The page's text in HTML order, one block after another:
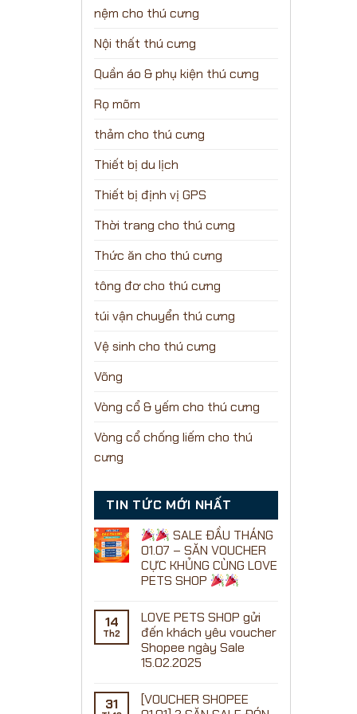
nệm cho thú cưng
Nội thất thú cưng
Quần áo & phụ kiện thú cưng
Rọ mõm
thảm cho thú cưng
Thiết bị du lịch
Thiết bị định vị GPS
Thời trang cho thú cưng
Thức ăn cho thú cưng
tông đơ cho thú cưng
túi vận chuyển thú cưng
Vệ sinh cho thú cưng
Võng
Vòng cổ & yếm cho thú cưng
Vòng cổ chống liếm cho thú
cưng
TIN TỨC MỚI NHẤT
SALE ĐẦU THÁNG
01.07 – SĂN VOUCHER
CỰC KHỦNG CÙNG LOVE
PETS SHOP
bình
luận
ở
SALE
01.07
–
14
Th2
LOVE PETS SHOP gửi
đến khách yêu voucher
Shopee ngày Sale
15.02.2025
bình
luận
31
[VOUCHER SHOPEE